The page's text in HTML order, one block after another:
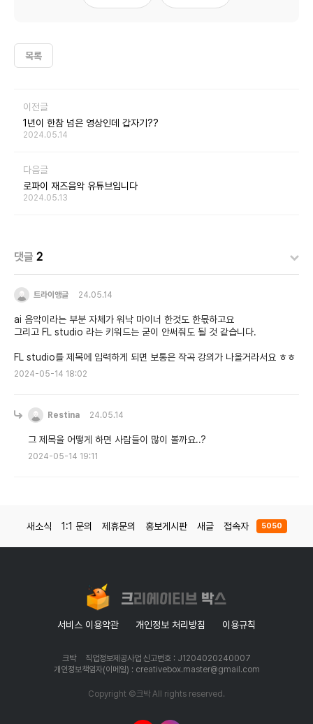
목록
이전글
1년이 한참 넘은 영상인데 갑자기??
2024.05.14
다음글
로파이 재즈음악 유튜브입니다
2024.05.13
댓글 2
트라이앵글 24.05.14
ai 음악이라는 부분 자체가 워낙 마이너 한것도 한몫하고요
그리고 FL studio 라는 키워드는 굳이 안써줘도 될 것 같습니다.
FL studio를 제목에 입력하게 되면 보통은 작곡 강의가 나올거라서요 ㅎㅎ
2024-05-14 18:02
Restina 24.05.14
그 제목을 어떻게 하면 사람들이 많이 볼까요..?
2024-05-14 19:11
새소식 1:1 문의 제휴문의 홍보게시판 새글 접속자 5050
서비스 이용약관 개인정보 처리방침 이용규칙
크박
직업정보제공사업 신고번호 : J1204020240007
개인정보책임자(이메일) : creativebox.master@gmail.com
Copyright ©크박 All rights reserved.